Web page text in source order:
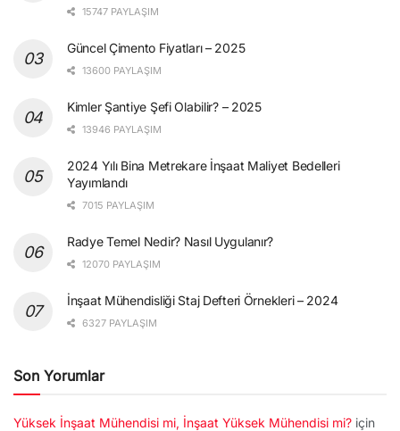
15747 PAYLAŞIM
Güncel Çimento Fiyatları – 2025
13600 PAYLAŞIM
Kimler Şantiye Şefi Olabilir? – 2025
13946 PAYLAŞIM
2024 Yılı Bina Metrekare İnşaat Maliyet Bedelleri
Yayımlandı
7015 PAYLAŞIM
Radye Temel Nedir? Nasıl Uygulanır?
12070 PAYLAŞIM
İnşaat Mühendisliği Staj Defteri Örnekleri – 2024
6327 PAYLAŞIM
Son Yorumlar
Yüksek İnşaat Mühendisi mi, İnşaat Yüksek Mühendisi mi? için